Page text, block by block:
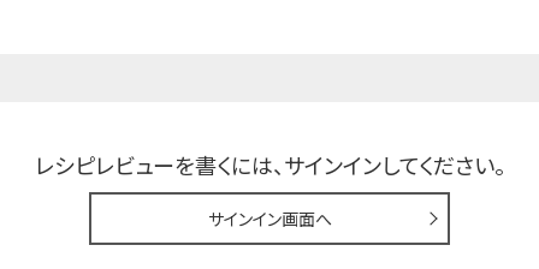
レシピレビューを書くには、サインインしてください。
サインイン画面へ